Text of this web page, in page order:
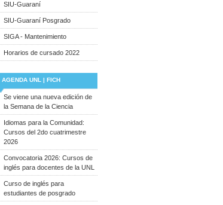
SIU-Guaraní
SIU-Guaraní Posgrado
SIGA - Mantenimiento
Horarios de cursado 2022
AGENDA UNL | FICH
Se viene una nueva edición de
la Semana de la Ciencia
Idiomas para la Comunidad:
Cursos del 2do cuatrimestre
2026
Convocatoria 2026: Cursos de
inglés para docentes de la UNL
Curso de inglés para
estudiantes de posgrado